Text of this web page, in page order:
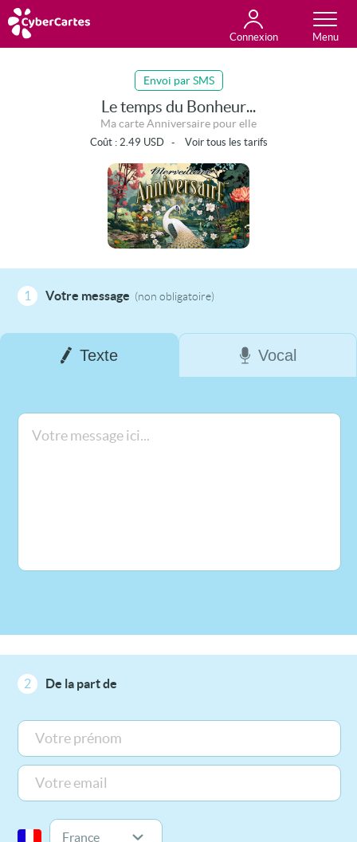
Connexion
Toutes les cartes
Envoi par SMS
Le temps du Bonheur...
Ma carte Anniversaire pour elle
Coût : 2.49 USD- Voir tous les tarifs
1 Votre message (non obligatoire)
Texte Vocal
2 De la part de